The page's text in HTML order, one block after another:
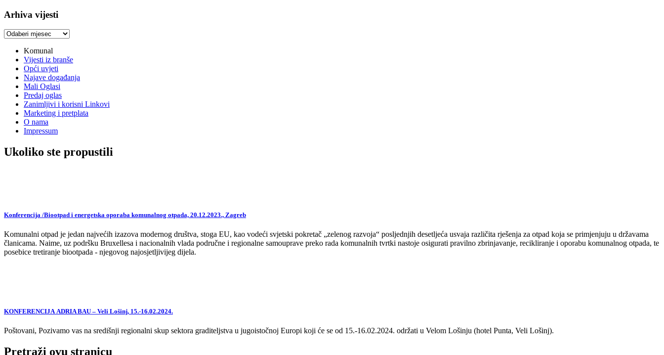
Arhiva vijesti
Arhiva
Komunal
Vijesti iz branše
Opći uvjeti
Najave događanja
Mali Oglasi
Predaj oglas
Zanimljivi i korisni Linkovi
Marketing i pretplata
O nama
Impressum
Ukoliko ste propustili
Konferencija /Biootpad i energetska oporaba komunalnog otpada, 20.12.2023., Zagreb
Komunalni otpad je jedan najvećih izazova modernog društva, stoga EU, kao vodeći svjetski pokretač „zelenog razvoja“ posljednjih desetljeća usvaja različita rješenja za otpad koja se primjenjuju u državama
članicama. Naime, uz podršku Bruxellesa i nacionalnih vlada područne i regionalne samouprave preko rada komunalnih tvrtki nastoje osigurati pravilno zbrinjavanje, recikliranje i oporabu komunalnog otpada, te
posebice tretiranje biootpada - njegovog najosjetljivijeg dijela.
KONFERENCIJA ADRIA BAU – Veli Lošinj, 15.-16.02.2024.
Poštovani, Pozivamo vas na središnji regionalni skup sektora graditeljstva u jugoistočnoj Europi koji će se od 15.-16.02.2024. održati u Velom Lošinju (hotel Punta, Veli Lošinj).
Pretraži ovu stranicu